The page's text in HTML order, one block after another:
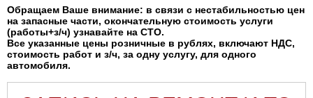
Обращаем Ваше внимание: в связи с нестабильностью цен
на запасные части, окончательную стоимость услуги
(работы+з/ч) узнавайте на СТО.
Все указанные цены розничные в рублях, включают НДС,
стоимость работ и з/ч, за одну услугу, для одного
автомобиля.